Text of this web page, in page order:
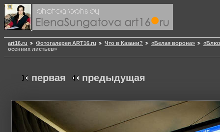
art16.ru Фотогалерея ART16.ru Что в Казани? «Белая ворона»
осенних листьев»
первая предыдущая